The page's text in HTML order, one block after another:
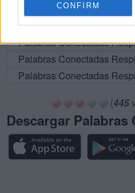
CONFIRM
Palabras Conectadas
Palabras Conectadas
Palabras Conectadas
Palabras Conectadas
Palabras Conectadas
(445
Descargar Palabras